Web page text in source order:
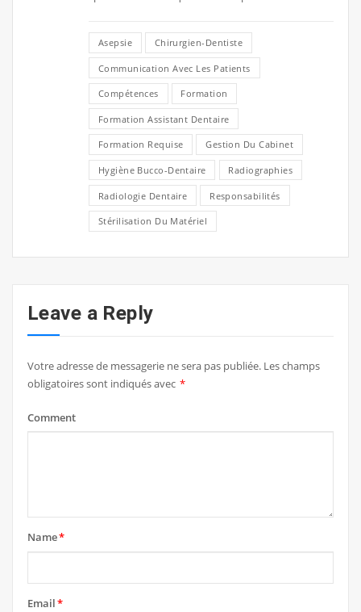
Asepsie Chirurgien-Dentiste
Communication Avec Les Patients
Compétences Formation
Formation Assistant Dentaire
Formation Requise Gestion Du Cabinet
Hygiène Bucco-Dentaire Radiographies
Radiologie Dentaire Responsabilités
Stérilisation Du Matériel
Leave a Reply
Votre adresse de messagerie ne sera pas publiée. Les champs
obligatoires sont indiqués avec *
Comment
Name*
Email*